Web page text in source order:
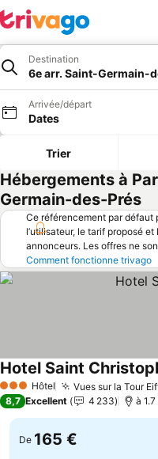
Destination
6e arr. Saint-Germain-
Arrivée/départ
Dates
Trier
Hébergements à
Germain-des-Prés
Ce référencement par défaut
l’utilisateur, le tarif proposé
annonceurs. Les offres ne
Comment fonctionne trivago
3 ÉtoilesHôtel Vues sur la Tour
Hotel Saint
8,7 Excellent 4 233 à
De 165 €